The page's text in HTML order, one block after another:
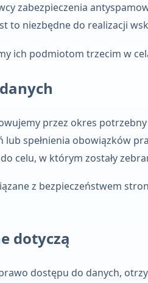
zabezpieczenia
to niezbędne do realizacji
ich podmiotom trzecim w
przez okres
spełnienia obowiązków
celu, w którym zostały
z bezpieczeństwem
dotyczą
dostępu do danych,